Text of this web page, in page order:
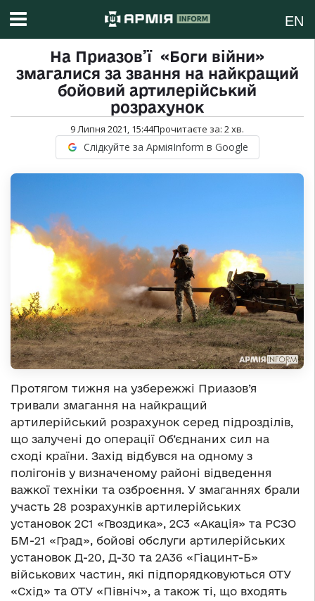
EN
На Приазов’ї «Боги війни»
змагалися за звання на найкращий
бойовий артилерійський
розрахунок
9 Липня 2021, 15:44Прочитаєте за: 2хв.
Слідкуйте за АрміяInform в Google
Протягом тижня на узбережжі Приазов’я
тривали змагання на найкращий
артилерійський розрахунок серед підрозділів,
що залучені до операції Об’єднаних сил на
сході країни. Захід відбувся на одному з
полігонів у визначеному районі відведення
важкої техніки та озброєння. У змаганнях брали
участь 28 розрахунків артилерійських
установок 2С1 «Гвоздика», 2С3 «Акація» та РСЗО
БМ-21 «Град», бойові обслуги артилерійських
установок Д-20, Д-30 та 2А36 «Гіацинт-Б»
військових частин, які підпорядковуються ОТУ
«Схід» та ОТУ «Північ», а також ті, що входять